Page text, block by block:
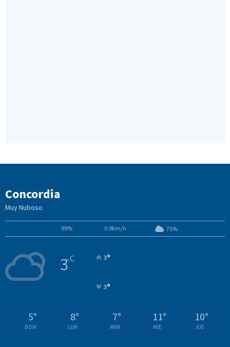
Concordia
Muy Nuboso
99% 0.9km/h 75%
3°C 3°
3°
5°
DOM
8°
LUN
7°
MAR
11°
MIE
10°
JUE